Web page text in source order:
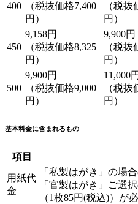
400
（税抜価格7,400
円）
（税抜
円）
450
9,158円
（税抜価格8,325
円）
9,900円
（税抜
円）
500
9,900円
（税抜価格9,000
円）
11,000円
（税抜
円）
基本料金に含まれるもの
項目
用紙代
金
「私製はがき」の場
「官製はがき」ご選
（1枚85円(税込)）が